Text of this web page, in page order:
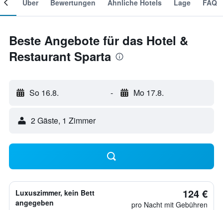
Über Bewertungen Ähnliche Hotels Lage FAQ
Beste Angebote für das Hotel &
Restaurant Sparta
So 16.8. - Mo 17.8.
2 Gäste, 1 Zimmer
Luxuszimmer, kein Bett
angegeben
124 €
pro Nacht mit Gebühren